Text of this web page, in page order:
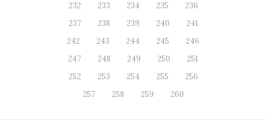
232
233 234 235
236
237
238 239 240
241
242
243 244 245
246
247
248 249 250
251
252
253 254 255
256
257
258 259 260